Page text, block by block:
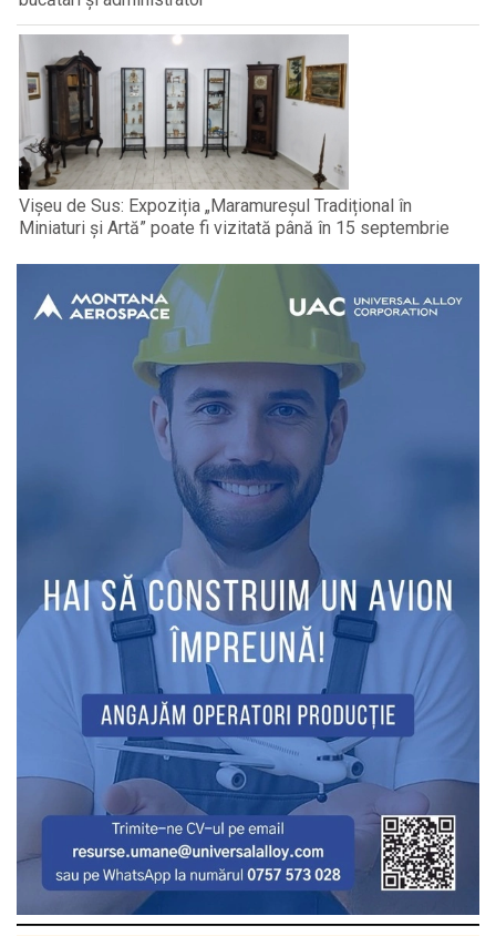
Vișeu de Sus: Expoziția „Maramureșul Tradițional în
Miniaturi și Artă” poate fi vizitată până în 15 septembrie